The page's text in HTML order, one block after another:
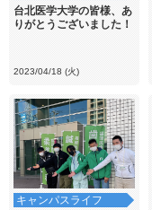
台北医学大学の皆様、あ
りがとうございました！
2023/04/18 (火)
キャンパスライフ